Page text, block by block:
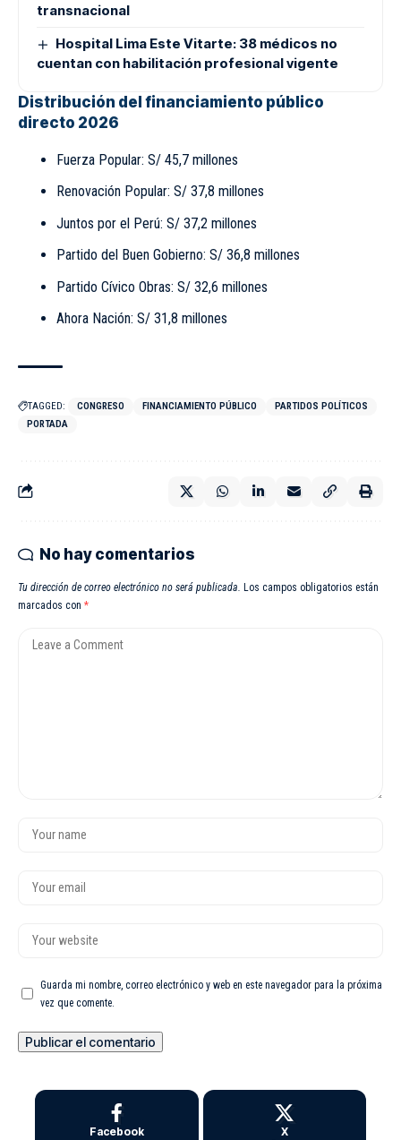
transnacional
Hospital Lima Este Vitarte: 38 médicos no
cuentan con habilitación profesional vigente
Distribución del financiamiento público
directo 2026
Fuerza Popular: S/ 45,7 millones
Renovación Popular: S/ 37,8 millones
Juntos por el Perú: S/ 37,2 millones
Partido del Buen Gobierno: S/ 36,8 millones
Partido Cívico Obras: S/ 32,6 millones
Ahora Nación: S/ 31,8 millones
TAGGED: CONGRESO FINANCIAMIENTO PÚBLICO
PARTIDOS POLÍTICOS
PORTADA
No hay comentarios
Tu dirección de correo electrónico no será publicada. Los campos obligatorios están
marcados con *
Guarda mi nombre, correo electrónico y web en este navegador para la próxima
vez que comente.
Facebook X